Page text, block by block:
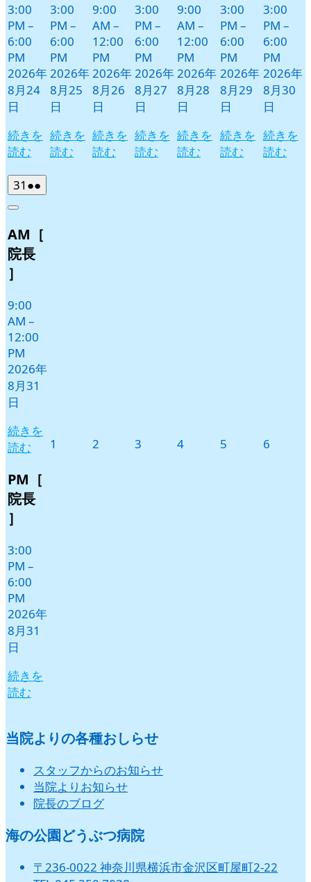
3:00
PM –
6:00
PM
2026年
8月24
日
続きを
読む
3:00
PM –
6:00
PM
2026年
8月25
日
続きを
読む
9:00
AM –
12:00
PM
2026年
8月26
日
続きを
読む
3:00
PM –
6:00
PM
2026年
8月27
日
続きを
読む
9:00
AM –
12:00
PM
2026年
8月28
日
続きを
読む
3:00
PM –
6:00
PM
2026年
8月29
日
続きを
読む
3:00
PM –
6:00
PM
2026年
8月30
日
続きを
読む
31 2026
年
月
31
日
●●
件
イ
Close
AM［
院長
］
9:00
AM –
12:00
PM
2026年
8月31
日
続きを
読む
PM［
院長
］
3:00
PM –
6:00
PM
2026年
8月31
日
続きを
読む
1 2 3 42026
5 6
当院よりの各種おしらせ
スタッフからのお知らせ
当院よりお知らせ
院長のブログ
海の公園どうぶつ病院
〒236-0022 神奈川県横浜市金沢区町屋町2-22